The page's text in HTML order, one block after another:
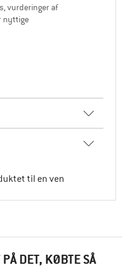
vurderinger af
nyttige
til en ven
DET, KØBTE SÅ